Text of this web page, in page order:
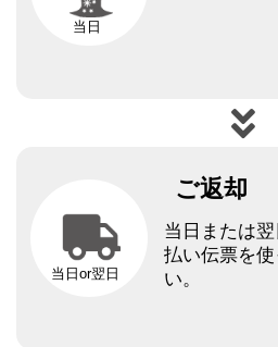
当日
ご返却
当日or翌日
当日または
払い伝票を
い。